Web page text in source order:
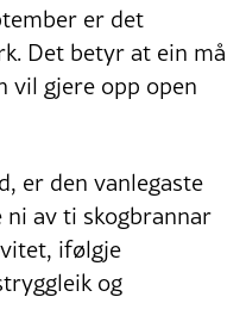
er det
Det betyr at ein må
vil gjere opp open
er den vanlegaste
ni av ti skogbrannar
ifølgje
og